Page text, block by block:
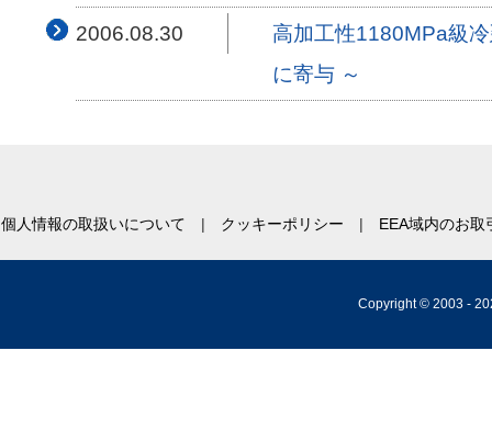
2006.08.30
高加工性1180MPa級
に寄与 ～
個人情報の取扱いについて クッキーポリシー EEA域内のお
Copyright © 2003 -